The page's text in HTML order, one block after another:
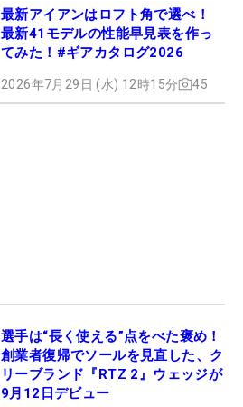
最新アイアンはロフト角で選べ！
最新41モデルの性能早見表を作っ
てみた！#ギアカタログ2026
2026年7月29日 (水) 12時15分 45
選手は“長く使える”点をべた褒め！
創業者復帰でソールを見直した、ク
リーブランド『RTZ 2』ウェッジが
9月12日デビュー